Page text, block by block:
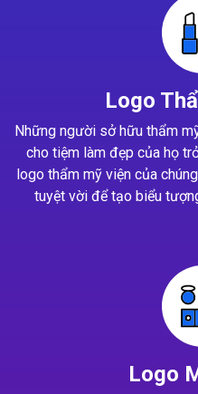
Logo
Những người sở hữu thẩm
cho tiệm làm đẹp của họ
logo thẩm mỹ viện của
tuyệt vời để tạo biểu
Logo